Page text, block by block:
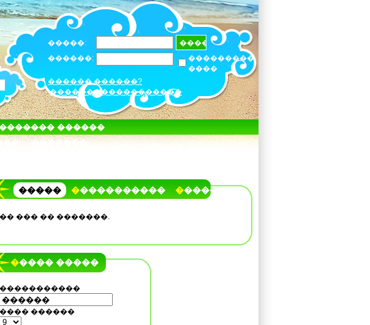
�����:
������:
���������
����
������ ������?
������������������
������
�������
����� ����������� �����
��� �� �������.
����� �����
�����������
���� ������